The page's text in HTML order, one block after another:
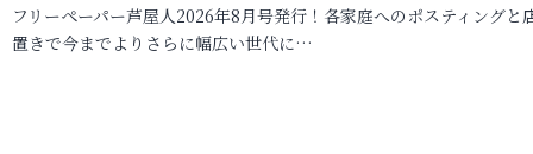
フリーペーパー芦屋人2026年8月号発行！各家庭へのポスティングと
置きで今までよりさらに幅広い世代に…